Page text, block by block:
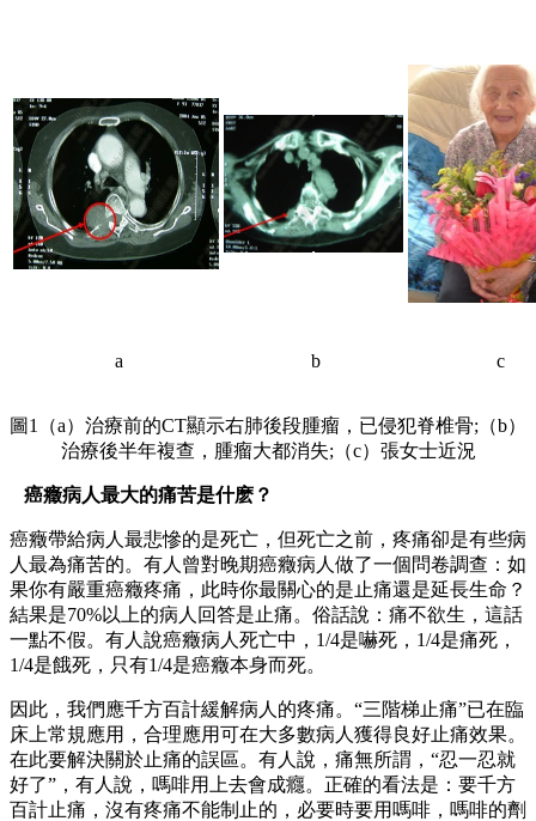
a b c
圖1（a）治療前的CT顯示右肺後段腫瘤，已侵犯脊椎骨;（b）
治療後半年複查，腫瘤大都消失;（c）張女士近況
癌癥病人最大的痛苦是什麽？
癌癥帶給病人最悲慘的是死亡，但死亡之前，疼痛卻是有些病
人最為痛苦的。有人曾對晚期癌癥病人做了一個問卷調查：如
果你有嚴重癌癥疼痛，此時你最關心的是止痛還是延長生命？
結果是70%以上的病人回答是止痛。俗話說：痛不欲生，這話
一點不假。有人說癌癥病人死亡中，1/4是嚇死，1/4是痛死，
1/4是餓死，只有1/4是癌癥本身而死。
因此，我們應千方百計緩解病人的疼痛。“三階梯止痛”已在臨
床上常規應用，合理應用可在大多數病人獲得良好止痛效果。
在此要解決關於止痛的誤區。有人說，痛無所謂，“忍一忍就
好了”，有人說，嗎啡用上去會成癮。正確的看法是：要千方
百計止痛，沒有疼痛不能制止的，必要時要用嗎啡，嗎啡的劑